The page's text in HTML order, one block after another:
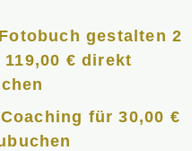
gestalten 2
119,00 € direkt
für 30,00 €